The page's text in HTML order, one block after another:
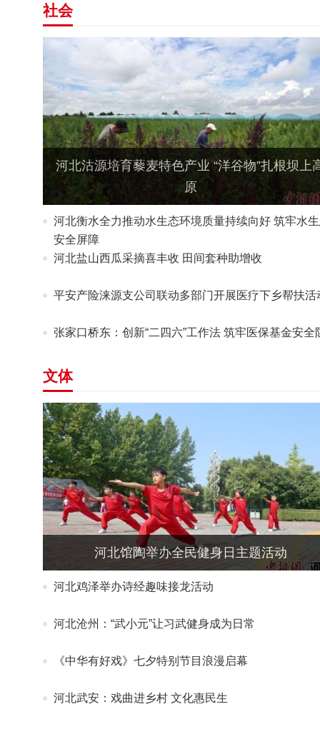
社会
河北沽源培育藜麦特色产业 “洋谷物”扎根坝上
原
河北衡水全力推动水生态环境质量持续向好 筑牢水
安全屏障
河北盐山西瓜采摘喜丰收 田间套种助增收
平安产险涞源支公司联动多部门开展医疗下乡帮扶活
张家口桥东：创新“二四六”工作法 筑牢医保基金安全
文体
河北馆陶举办全民健身日主题活动
河北鸡泽举办诗经趣味接龙活动
河北沧州：“武小元”让习武健身成为日常
《中华有好戏》七夕特别节目浪漫启幕
河北武安：戏曲进乡村 文化惠民生